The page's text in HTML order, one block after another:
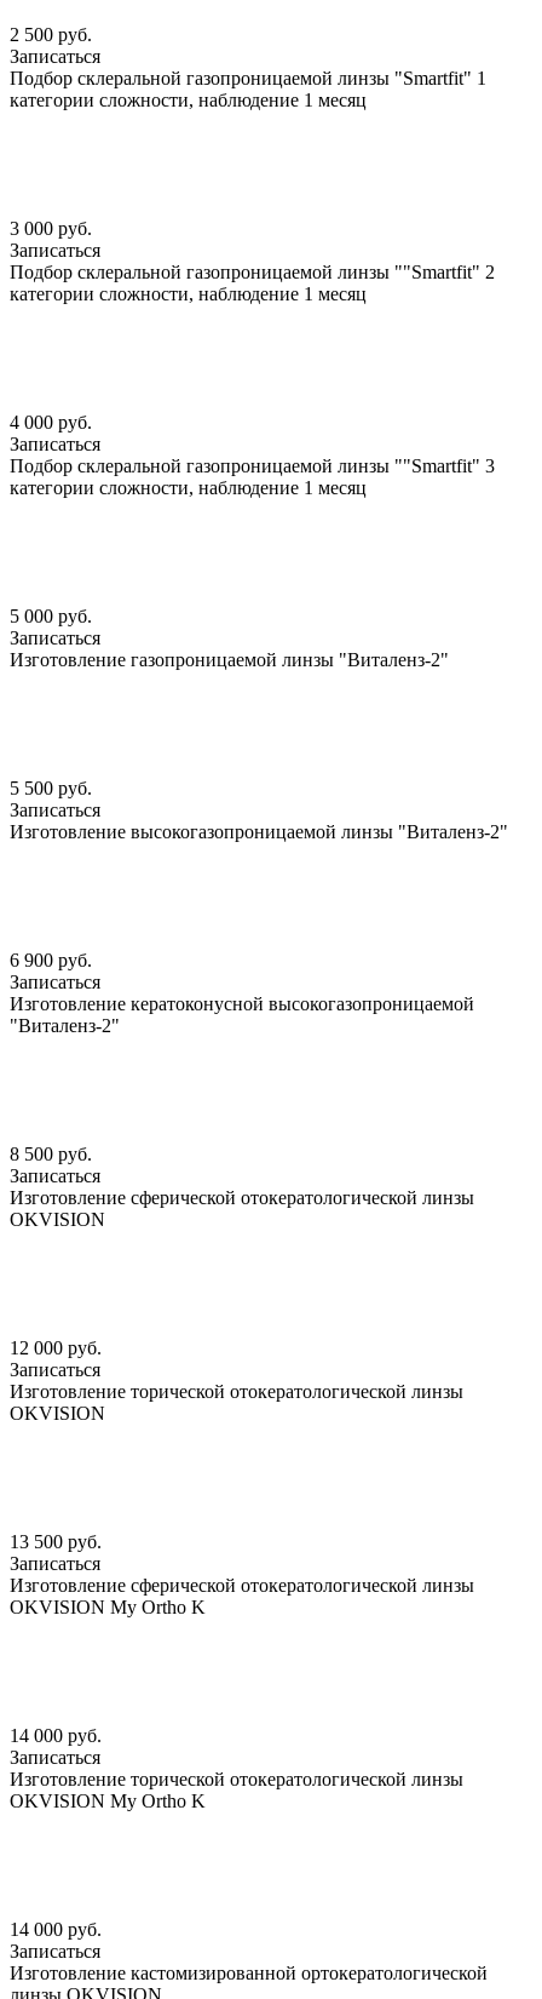
2 500 руб.
Записаться
Подбор склеральной газопроницаемой линзы "Smartfit" 1
категории сложности, наблюдение 1 месяц
3 000 руб.
Записаться
Подбор склеральной газопроницаемой линзы ""Smartfit" 2
категории сложности, наблюдение 1 месяц
4 000 руб.
Записаться
Подбор склеральной газопроницаемой линзы ""Smartfit" 3
категории сложности, наблюдение 1 месяц
5 000 руб.
Записаться
Изготовление газопроницаемой линзы "Виталенз-2"
5 500 руб.
Записаться
Изготовление высокогазопроницаемой линзы "Виталенз-2"
6 900 руб.
Записаться
Изготовление кератоконусной высокогазопроницаемой
"Виталенз-2"
8 500 руб.
Записаться
Изготовление сферической отокератологической линзы
OKVISION
12 000 руб.
Записаться
Изготовление торической отокератологической линзы
OKVISION
13 500 руб.
Записаться
Изготовление сферической отокератологической линзы
OKVISION My Ortho K
14 000 руб.
Записаться
Изготовление торической отокератологической линзы
OKVISION My Ortho K
14 000 руб.
Записаться
Изготовление кастомизированной ортокератологической
линзы OKVISION